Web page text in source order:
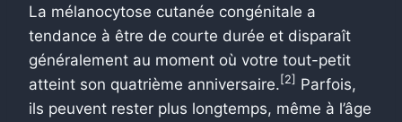
La mélanocytose cutanée congénitale a
tendance à être de courte durée et disparaît
généralement au moment où votre tout-petit
atteint son quatrième anniversaire. [2] Parfois,
ils peuvent rester plus longtemps, même à l’âge